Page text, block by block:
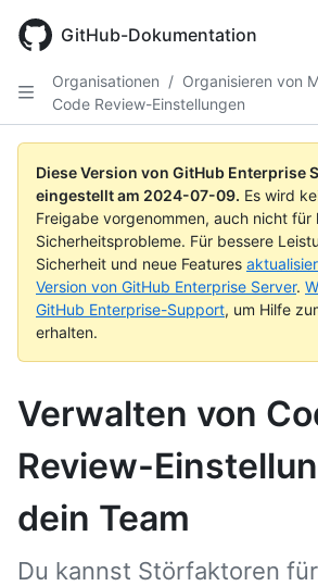
main
GitHub-Dokumentation
Organisationen / Organisieren von
Code Review-Einstellungen
Diese Version von GitHub Enterprise
eingestellt am 2024-07-09. Es wird
Freigabe vorgenommen, auch nicht für
Sicherheitsprobleme. Für bessere
Sicherheit und neue Features
Version von GitHub Enterprise Server.
GitHub Enterprise-Support, um Hilfe
erhalten.
Verwalten von
Review-
dein Team
Du kannst Störfaktoren